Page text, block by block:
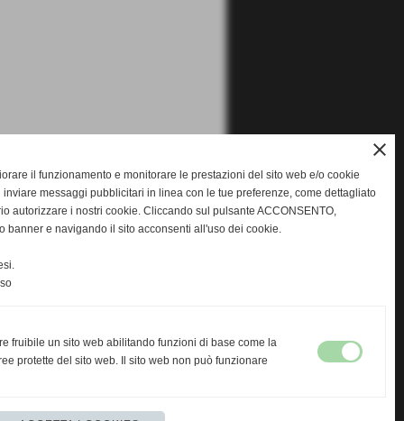
close
il funzionamento e monitorare le prestazioni del sito web e/o cookie
messaggi pubblicitari in linea con le tue preferenze, come dettagliato
autorizzare i nostri cookie. Cliccando sul pulsante ACCONSENTO,
banner e navigando il sito acconsenti all'uso dei cookie.
fruibile un sito web abilitando funzioni di base come la
protette del sito web. Il sito web non può funzionare